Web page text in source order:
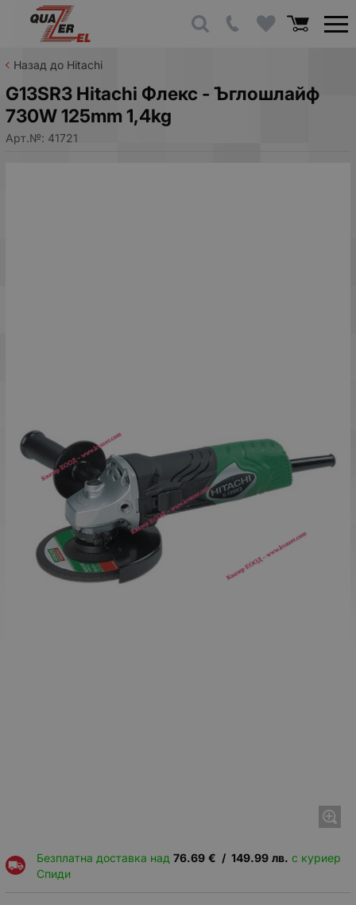
Назад до Hitachi
G13SR3 Hitachi Флекс - Ъглошлайф
730W 125mm 1,4kg
Арт.№: 41721
Безплатна доставка над 76.69 € / 149.99 лв. с куриер
Спиди